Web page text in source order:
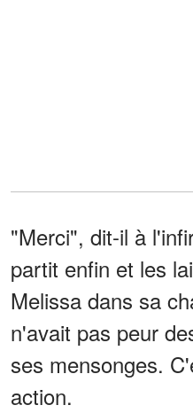
"Merci", dit-il à
partit enfin et les
Melissa dans sa
n'avait pas peur
ses mensonges.
action.